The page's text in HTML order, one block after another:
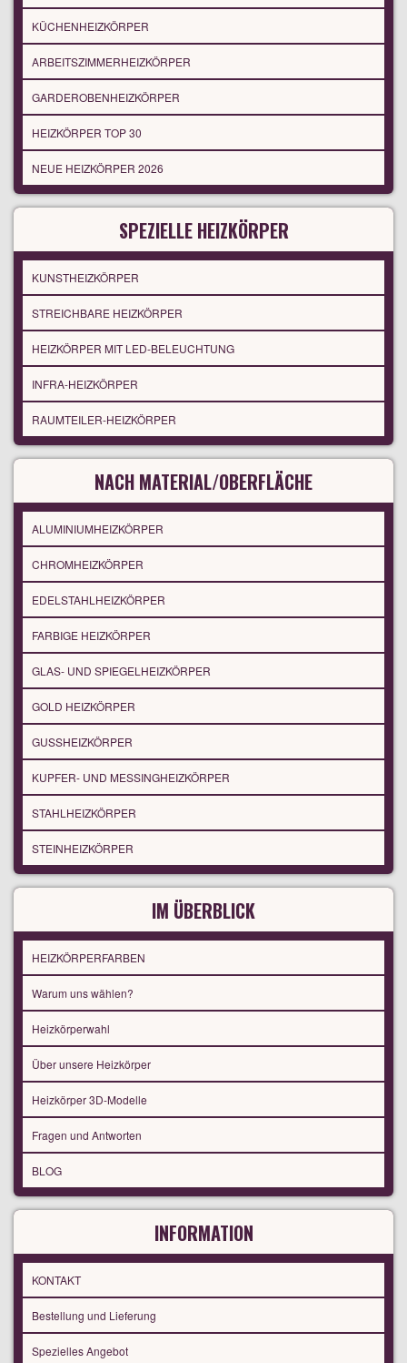
KÜCHENHEIZKÖRPER
ARBEITSZIMMERHEIZKÖRPER
GARDEROBENHEIZKÖRPER
HEIZKÖRPER TOP 30
NEUE HEIZKÖRPER 2026
SPEZIELLE HEIZKÖRPER
KUNSTHEIZKÖRPER
STREICHBARE HEIZKÖRPER
HEIZKÖRPER MIT LED-BELEUCHTUNG
INFRA-HEIZKÖRPER
RAUMTEILER-HEIZKÖRPER
NACH MATERIAL/OBERFLÄCHE
ALUMINIUMHEIZKÖRPER
CHROMHEIZKÖRPER
EDELSTAHLHEIZKÖRPER
FARBIGE HEIZKÖRPER
GLAS- UND SPIEGELHEIZKÖRPER
GOLD HEIZKÖRPER
GUSSHEIZKÖRPER
KUPFER- UND MESSINGHEIZKÖRPER
STAHLHEIZKÖRPER
STEINHEIZKÖRPER
IM ÜBERBLICK
HEIZKÖRPERFARBEN
Warum uns wählen?
Heizkörperwahl
Über unsere Heizkörper
Heizkörper 3D-Modelle
Fragen und Antworten
BLOG
INFORMATION
KONTAKT
Bestellung und Lieferung
Spezielles Angebot